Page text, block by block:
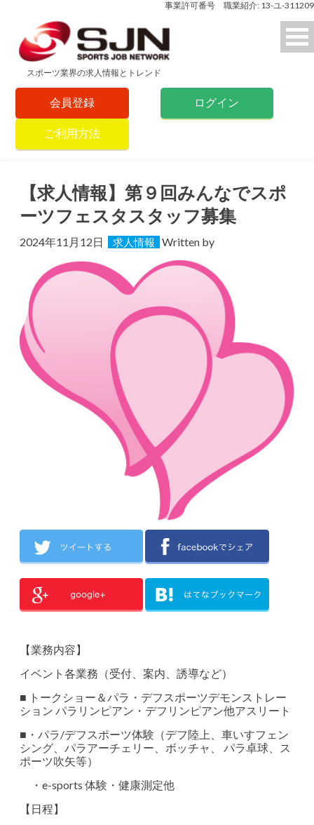
事業許可番号 職業紹介: 13-ユ-311209
スポーツ業界の求人情報とトレンド
会員登録 ログイン
ご利用方法
【求人情報】第９回みんなでスポ
ーツフェスタスタッフ募集
2024年11月12日 求人情報 Written by
【業務内容】
イベント各業務（受付、案内、誘導など）
■ トークショー＆パラ・デフスポーツデモンストレー
ション パラリンピアン・デフリンピアン他アスリート
■・パラ/デフスポーツ体験（デフ陸上、車いすフェン
シング、パラアーチェリー、ボッチャ、 パラ卓球、ス
ポーツ吹矢等）
・e-sports 体験・健康測定他
【日程】